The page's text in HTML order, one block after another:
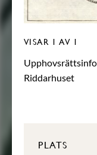
VISAR 1 AV 1
Riddarhuset
PLATS